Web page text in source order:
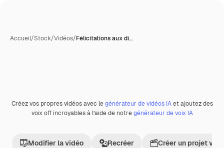
Accueil/Stock/Vidéos/Félicitations aux di…
Premium
Créez vos propres vidéos avec legénérateur de vidéos IAet ajoutez des
voix off incroyables à l’aide de notregénérateur de voix IA
Modifier la vidéo Recréer Créer un projet